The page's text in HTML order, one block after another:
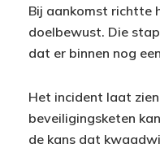
Bij aankomst richtte
doelbewust. Die
dat er binnen nog
Het incident laat
beveiligingsketen
de kans dat